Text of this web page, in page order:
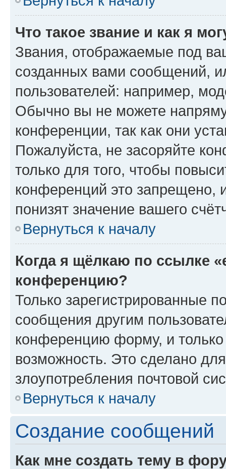
Что такое звание и как я
Звания, отображаемые под
созданных вами сообщений,
пользователей: например,
Обычно вы не можете
конференции, так как они
Пожалуйста, не засоряйте
только для того, чтобы
конференций это запрещено,
понизят значение вашего
Вернуться к началу
Когда я щёлкаю по ссылке
конференцию?
Только зарегистрированные
сообщения другим
конференцию форму, и
возможность. Это сделано
злоупотребления почтовой
Вернуться к началу
Создание сообщений
Как мне создать тему в